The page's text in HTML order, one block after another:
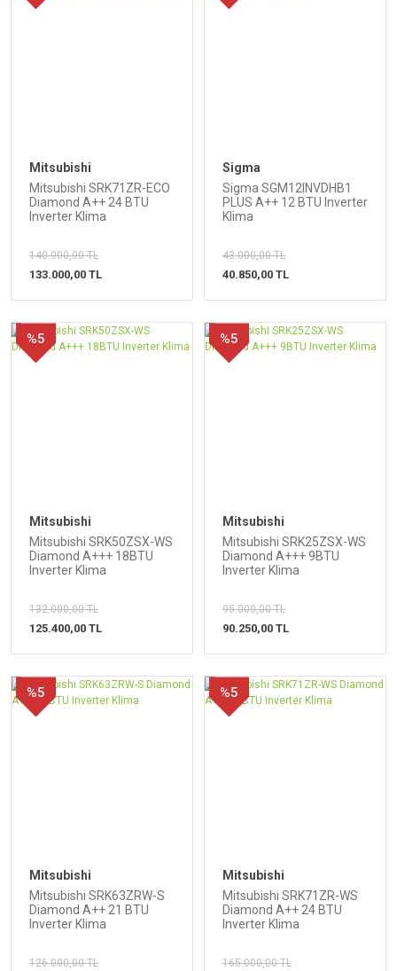
Mitsubishi
Mitsubishi SRK71ZR-ECO
Diamond A++ 24 BTU
Inverter Klima
140.000,00 TL
133.000,00 TL
Sigma
Sigma SGM12INVDHB1
PLUS A++ 12 BTU Inverter
Klima
43.000,00 TL
40.850,00 TL
%5
Mitsubishi
Mitsubishi SRK50ZSX-WS
Diamond A+++ 18BTU
Inverter Klima
132.000,00 TL
125.400,00 TL
%5
Mitsubishi
Mitsubishi SRK25ZSX-WS
Diamond A+++ 9BTU
Inverter Klima
95.000,00 TL
90.250,00 TL
%5
Mitsubishi
Mitsubishi SRK63ZRW-S
Diamond A++ 21 BTU
Inverter Klima
126.000,00 TL
%5
Mitsubishi
Mitsubishi SRK71ZR-WS
Diamond A++ 24 BTU
Inverter Klima
165.000,00 TL